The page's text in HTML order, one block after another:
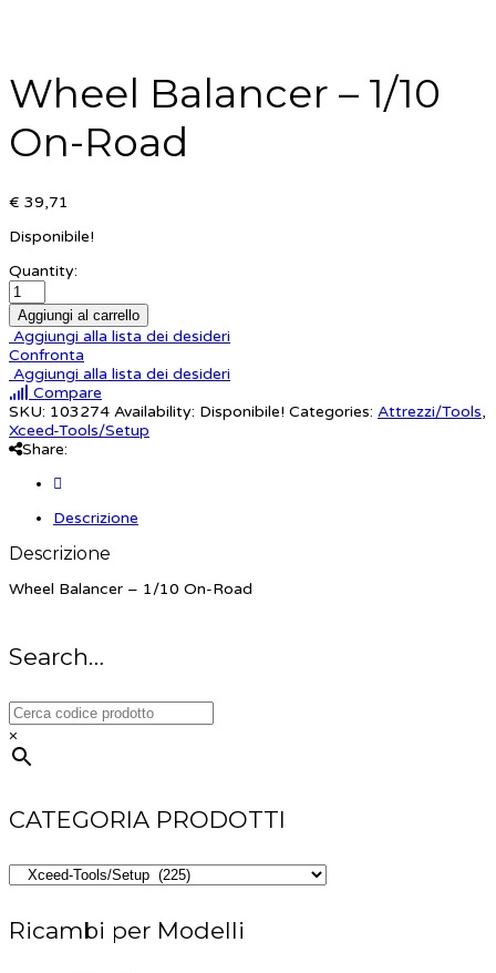
Wheel Balancer – 1/10
On-Road
€ 39,71
Disponibile!
Quantity:
Aggiungi al carrello
Aggiungi alla lista dei desideri
Confronta
Aggiungi alla lista dei desideri
Compare
SKU: 103274 Availability: Disponibile! Categories: Attrezzi/Tools,
Xceed-Tools/Setup
Share:
Descrizione
Descrizione
Wheel Balancer – 1/10 On-Road
Search…
×
CATEGORIA PRODOTTI
Ricambi per Modelli